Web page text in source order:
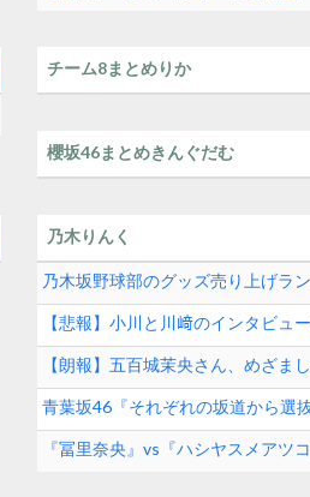
チーム8まとめりか
櫻坂46まとめきんぐだむ
乃木りんく
乃木坂野球部のグッズ売り上げラ
【悲報】小川と川﨑のインタビュ
【朗報】五百城茉央さん、めざ
青葉坂46『それぞれの坂道から選
『冨里奈央』vs『ハシヤスメアツ